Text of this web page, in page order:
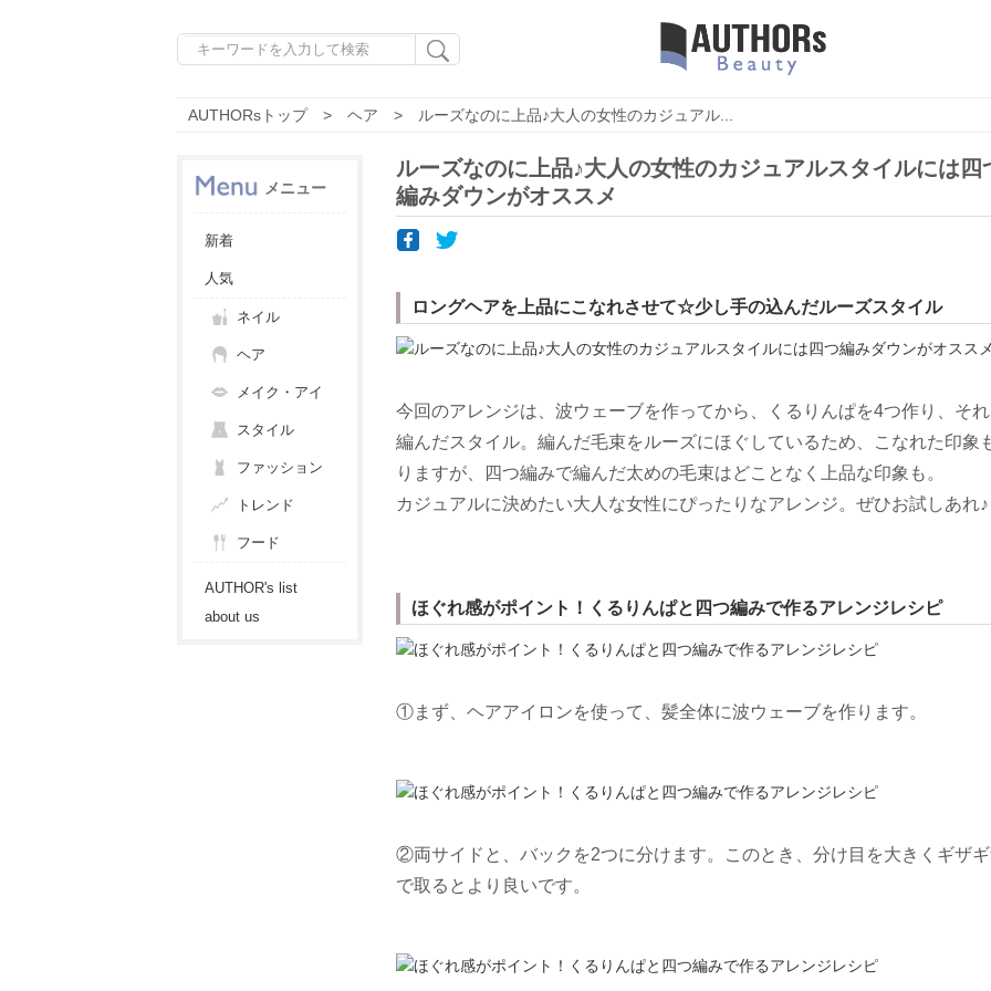
AUTHORsトップ ヘア ルーズなのに上品♪大人の女性のカジュアル...
メニュー
新着
人気
ネイル
ヘア
メイク・アイ
スタイル
ファッション
トレンド
フード
AUTHOR's list
about us
ルーズなのに上品♪大人の女性のカジュアルスタイルには四
編みダウンがオススメ
ロングヘアを上品にこなれさせて☆少し手の込んだルーズスタイル
今回のアレンジは、波ウェーブを作ってから、くるりんぱを4つ作り、そ
編んだスタイル。編んだ毛束をルーズにほぐしているため、こなれた印象
りますが、四つ編みで編んだ太めの毛束はどことなく上品な印象も。
カジュアルに決めたい大人な女性にぴったりなアレンジ。ぜひお試しあれ♪
ほぐれ感がポイント！くるりんぱと四つ編みで作るアレンジレシピ
①まず、ヘアアイロンを使って、髪全体に波ウェーブを作ります。
②両サイドと、バックを2つに分けます。このとき、分け目を大きくギザ
で取るとより良いです。